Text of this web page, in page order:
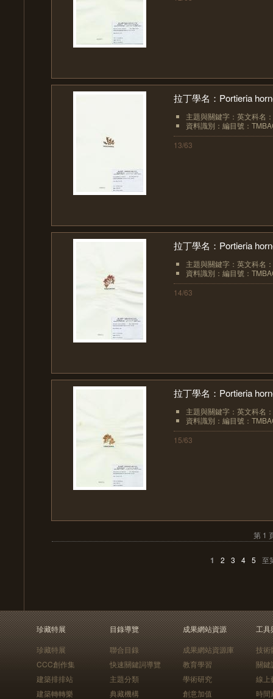
拉丁學名：Portieria
主題與關鍵字：英文科名
資料識別：編目號：
13/63
拉丁學名：Portieria
主題與關鍵字：英文科名
資料識別：編目號：
14/63
拉丁學名：Portieria
主題與關鍵字：英文科名
資料識別：編目號：
15/63
第 1
1 2 3 4 5 至
珍藏特展
珍藏特展
CCC創作集
建築排排站
建築轉轉樂
目錄導覽
聯合目錄
快速關鍵詞導覽
主題分類
典藏機構
成果網站資源
成果網站資源庫
教育學習
學術研究
創意加值
工具
技術
關鍵
線上
時間